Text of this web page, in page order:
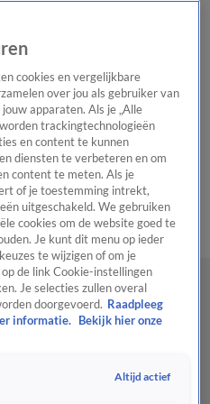
Het beste van Hart
Tip de
Tip de redactiePanelVideo's
cookies en vergelijkbare
over jou als gebruiker van
apparaten. Als je „Alle
trackingtechnologieën
en content te kunnen
diensten te verbeteren en om
content te meten. Als je
of je toestemming intrekt,
uitgeschakeld. We gebruiken
cookies om de website goed te
Je kunt dit menu op ieder
te wijzigen of om je
de link Cookie-instellingen
Je selecties zullen overal
doorgevoerd. Raadpleeg
informatie.
Bekijk hier onze
Altijd actief